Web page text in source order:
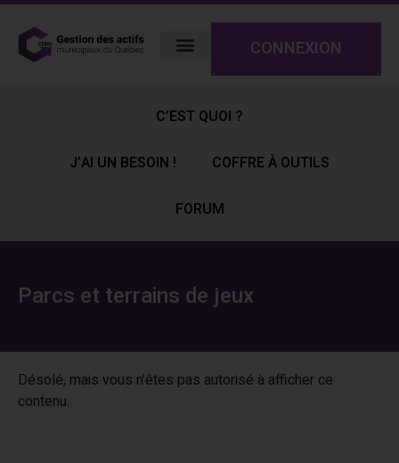
CONNEXION
C’EST QUOI ?
J’AI UN BESOIN ! COFFRE À OUTILS
FORUM
Parcs et terrains de jeux
Désolé, mais vous n’êtes pas autorisé à afficher ce
contenu.